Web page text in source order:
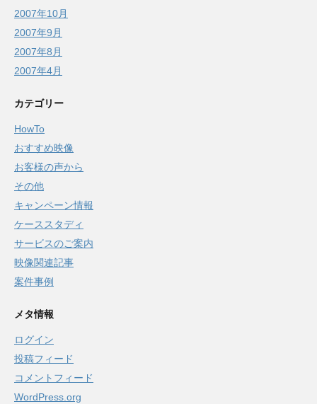
2007年10月
2007年9月
2007年8月
2007年4月
カテゴリー
HowTo
おすすめ映像
お客様の声から
その他
キャンペーン情報
ケーススタディ
サービスのご案内
映像関連記事
案件事例
メタ情報
ログイン
投稿フィード
コメントフィード
WordPress.org